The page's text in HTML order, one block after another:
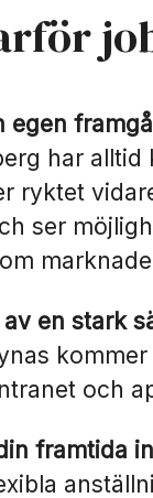
egen
har
ryktet
ser
en stark
och
framtida